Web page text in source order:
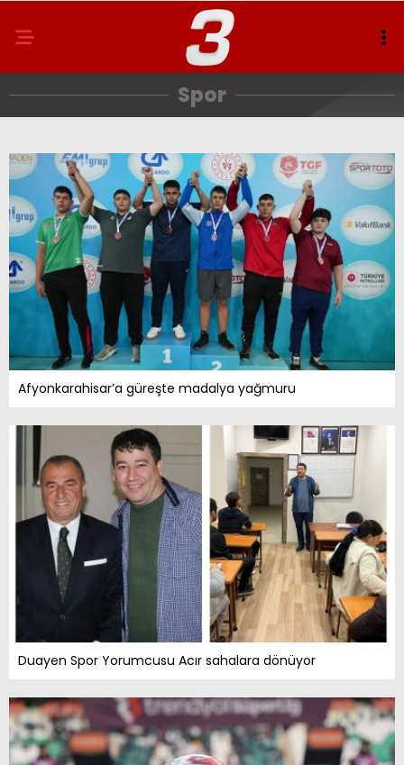
Spor
Afyonkarahisar’a güreşte madalya yağmuru
Duayen Spor Yorumcusu Acır sahalara dönüyor